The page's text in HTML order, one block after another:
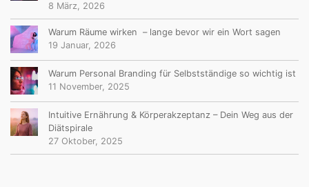
8 März, 2026
Warum Räume wirken – lange bevor wir ein Wort sagen
19 Januar, 2026
Warum Personal Branding für Selbstständige so wichtig ist
11 November, 2025
Intuitive Ernährung & Körperakzeptanz – Dein Weg aus der
Diätspirale
27 Oktober, 2025